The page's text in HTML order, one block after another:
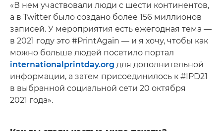
«В нем участвовали люди с шести континентов,
а в Twitter было создано более 156 миллионов
записей. У мероприятия есть ежегодная тема —
в 2021 году это #PrintAgain — и я хочу, чтобы как
можно больше людей посетило портал
internationalprintday.org для дополнительной
информации, а затем присоединилось к #IPD21
в выбранной социальной сети 20 октября
2021 года».